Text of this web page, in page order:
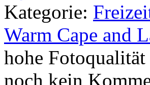
Kategorie:
Warm Cape and
hohe Fotoqualität
noch kein